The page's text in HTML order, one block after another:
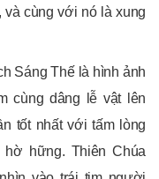
cùng với nó là xung
Sáng Thế là hình ảnh
cùng dâng lễ vật lên
tốt nhất với tấm lòng
hờ hững. Thiên Chúa